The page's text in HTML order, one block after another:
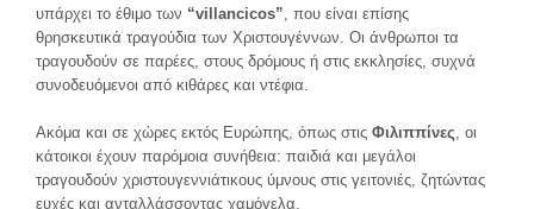
υπάρχει το έθιμο των “villancicos”, που είναι επίσης
θρησκευτικά τραγούδια των Χριστουγέννων. Οι άνθρωποι τα
τραγουδούν σε παρέες, στους δρόμους ή στις εκκλησίες, συχνά
συνοδευόμενοι από κιθάρες και ντέφια.
Ακόμα και σε χώρες εκτός Ευρώπης, όπως στις Φιλιππίνες, οι
κάτοικοι έχουν παρόμοια συνήθεια: παιδιά και μεγάλοι
τραγουδούν χριστουγεννιάτικους ύμνους στις γειτονιές, ζητώντας
ευχές και ανταλλάσσοντας χαμόγελα.